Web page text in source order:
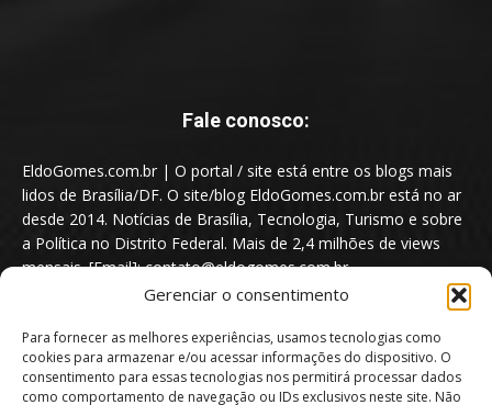
Gerenciar o consentimento
Para fornecer as melhores experiências, usamos tecnologias como
cookies para armazenar e/ou acessar informações do dispositivo. O
consentimento para essas tecnologias nos permitirá processar dados
como comportamento de navegação ou IDs exclusivos neste site. Não
Fale conosco:
EldoGomes.com.br | O portal / site está entre os blogs mais
lidos de Brasília/DF. O site/blog EldoGomes.com.br está no ar
desde 2014. Notícias de Brasília, Tecnologia, Turismo e sobre
a Política no Distrito Federal. Mais de 2,4 milhões de views
mensais. [Email]: contato@eldogomes.com.br